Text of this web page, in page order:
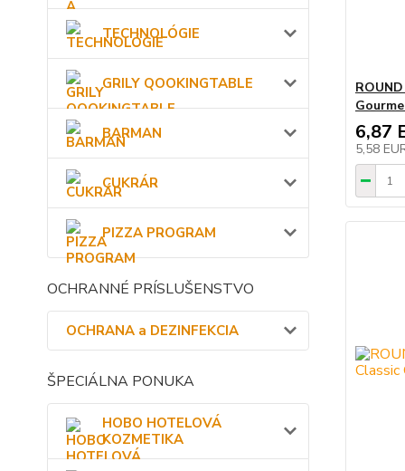
TECHNOLÓGIE
GRILY QOOKINGTABLE
BARMAN
CUKRÁR
PIZZA PROGRAM
OCHRANNÉ PRÍSLUŠENSTVO
OCHRANA a DEZINFEKCIA
ŠPECIÁLNA PONUKA
HOBO HOTELOVÁ
KOZMETIKA
6,87
5,58